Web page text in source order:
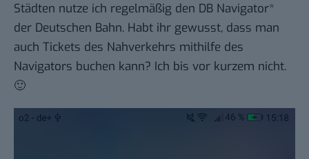
Städten nutze ich regelmäßig den DB Navigator*
der Deutschen Bahn. Habt ihr gewusst, dass man
auch Tickets des Nahverkehrs mithilfe des
Navigators buchen kann? Ich bis vor kurzem nicht.
🙂